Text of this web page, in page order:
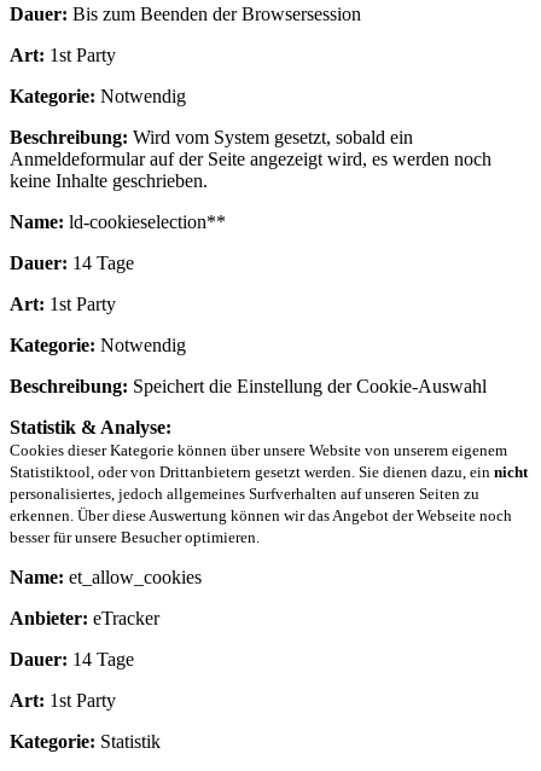
Dauer: Bis zum Beenden der Browsersession
Art: 1st Party
Kategorie: Notwendig
Beschreibung: Wird vom System gesetzt, sobald ein
Anmeldeformular auf der Seite angezeigt wird, es werden noch
keine Inhalte geschrieben.
Name: ld-cookieselection**
Dauer: 14 Tage
Art: 1st Party
Kategorie: Notwendig
Beschreibung: Speichert die Einstellung der Cookie-Auswahl
Statistik & Analyse:
Cookies dieser Kategorie können über unsere Website von unserem eigenem
Statistiktool, oder von Drittanbietern gesetzt werden. Sie dienen dazu, ein nicht
personalisiertes, jedoch allgemeines Surfverhalten auf unseren Seiten zu
erkennen. Über diese Auswertung können wir das Angebot der Webseite noch
besser für unsere Besucher optimieren.
Name: et_allow_cookies
Anbieter: eTracker
Dauer: 14 Tage
Art: 1st Party
Kategorie: Statistik